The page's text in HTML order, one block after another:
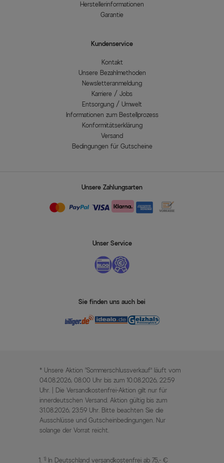
Herstellerinformationen
Garantie
Kundenservice
Kontakt
Unsere Bezahlmethoden
Newsletteranmeldung
Karriere / Jobs
Entsorgung / Umwelt
Informationen zum Bestellprozess
Konformitätserklärung
Versand
Bedingungen für Gutscheine
Unsere Zahlungsarten
Unser Service
Sie finden uns auch bei
* Unsere Aktion „Sommerschlussverkauf“ läuft vom
04.08.2026, 08:00 Uhr bis zum 10.08.2026, 22:59
Uhr. | Die Versandkostenfrei-Aktion gilt nur für
innerdeutschen Versand. Aktion gültig bis zum
31.08.2026, 23:59 Uhr. Bitte beachten Sie die
Ausschlüsse und Gutscheinbedingungen. Nur
solange der Vorrat reicht.
1) In Deutschland versandkostenfrei ab 75,- €